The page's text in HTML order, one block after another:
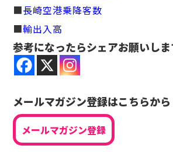
■長崎空港乗降客数
■輸出入高
参考になったらシェアお願いしま
メールマガジン登録はこちらから
メールマガジン登録